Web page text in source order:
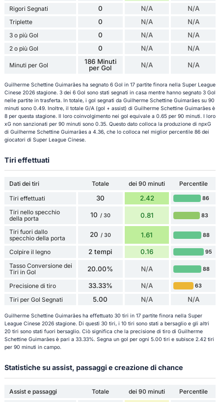
Rigori Segnati 0 N/A N/A
Triplette 0 N/A N/A
3 o più Gol 0 N/A N/A
2 o più Gol 0 N/A N/A
Minuti per Gol
186 Minuti
per Gol
N/A N/A
Guilherme Schettine Guimarães ha segnato 6 Gol in 17 partite finora nella Super League
Cinese 2026 stagione. 3 dei 6 Gol sono stati segnati in casa mentre hanno segnato 3 Gol
nelle partite in trasferta. In totale, i gol segnati da Guilherme Schettine Guimarães su 90
minuti sono 0.49. Inoltre, il totale G/A (gol + assist) di Guilherme Schettine Guimarães è
8 per questa stagione. Il loro coinvolgimento nei gol equivale a 0.65 per 90 minuti. I loro
xG non sanzionati per 90 minuti sono 0.35. Questo dato colloca la produzione di npxG
di Guilherme Schettine Guimarães a 4.36, che lo colloca nel miglior percentile 86 dei
giocatori di Super League Cinese.
Tiri effettuati
Dati dei tiri Totale dei 90 minuti
Percentile
Tiri effettuati
30 2.42 86
Tiri nello specchio
della porta
10 / 30 0.81 83
Tiri fuori dallo
specchio della porta
20 / 30 1.61 88
Colpire il legno 2 tempi 0.16 95
Tasso Conversione dei
Tiri in Gol
20.00% N/A 88
Precisione di tiro 33.33% N/A 63
Tiri per Gol Segnati 5.00 N/A N/A
Guilherme Schettine Guimarães ha effettuato 30 tiri in 17 partite finora nella Super
League Cinese 2026 stagione. Di questi 30 tiri, i 10 tiri sono stati a bersaglio e gli altri
20 tiri sono stati fuori bersaglio. Ciò significa che la precisione di tiro di Guilherme
Schettine Guimarães è pari a 33.33%. Segna un gol per ogni 5.00 tiri e subisce 2.42 tiri
per 90 minuti in campo.
Statistiche su assist, passaggi e creazione di chance
Assist e passaggi Totale dei 90 minuti Percentile